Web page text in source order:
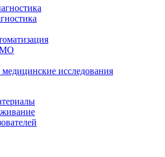
исследования